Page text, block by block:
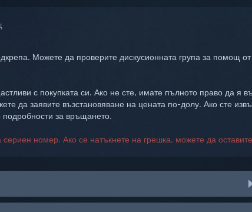
Можете да проверите дискусионната група за помощ
с покупката си. Ако не сте, имате пълното право да я
да заявите възстановяване на цената по-долу. Ако сте
за връщането.
сериен номер. Ако се натъкнете на грешка, можете да